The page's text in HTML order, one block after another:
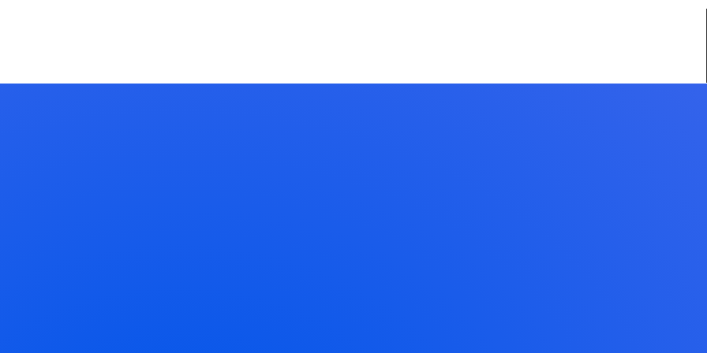
in one place and will show up in your site navigation (in most themes). Most people start with an About page that introduces them to
this is my website. I live in Los Angeles, have a great dog named Jack, and I like piña coladas. (And gettin’ caught in the rain.)
providing quality doohickeys to the public ever since. Located in Gotham City, XYZ employs over 2,000 people and does all